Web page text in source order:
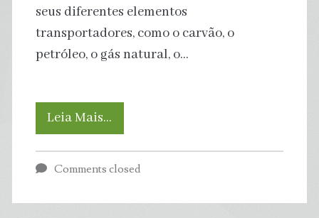
seus diferentes elementos
transportadores, como o carvão, o
petróleo, o gás natural, o…
Leia Mais…
e
Comments closed